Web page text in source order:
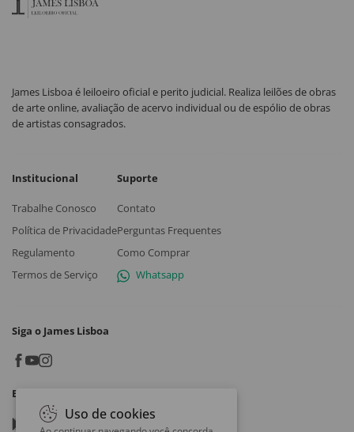
James Lisboa é leiloeiro oficial e perito judicial. Realiza leilões de obras
de arte online, avaliação de acervo individual ou de espólio de obras
de artistas consagrados.
Institucional
Trabalhe Conosco
Política de Privacidade
Regulamento
Termos de Serviço
Suporte
Contato
Perguntas Frequentes
Como Comprar
Whatsapp
Siga o James Lisboa
Baixe o App
Google play
Uso de cookies